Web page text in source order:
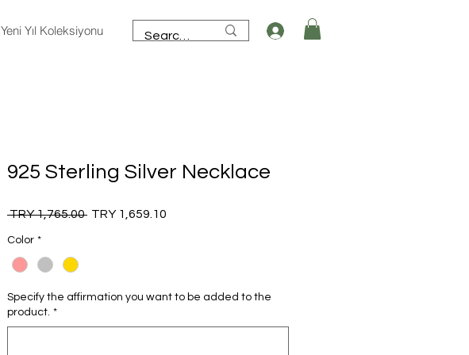
Yeni Yıl Koleksiyonu
925 Sterling Silver Necklace
TRY 1,765.00 Regular
TRY 1,659.10
Color *
Specify the affirmation you want to be added to the
product. *